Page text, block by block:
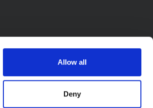
Allow all
Deny